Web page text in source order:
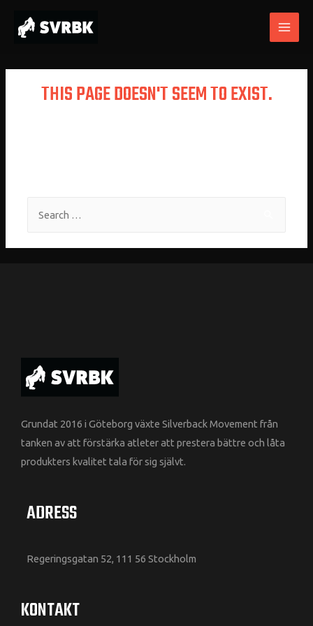
THIS PAGE DOESN'T SEEM TO EXIST.
Grundat 2016 i Göteborg växte Silverback Movement från
tanken av att förstärka atleter att prestera bättre och låta
produkters kvalitet tala för sig självt.
ADRESS
Regeringsgatan 52, 111 56 Stockholm
KONTAKT